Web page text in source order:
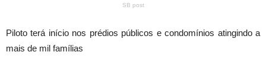
SB post
Piloto terá início nos prédios públicos e condomínios atingindo a
mais de mil famílias